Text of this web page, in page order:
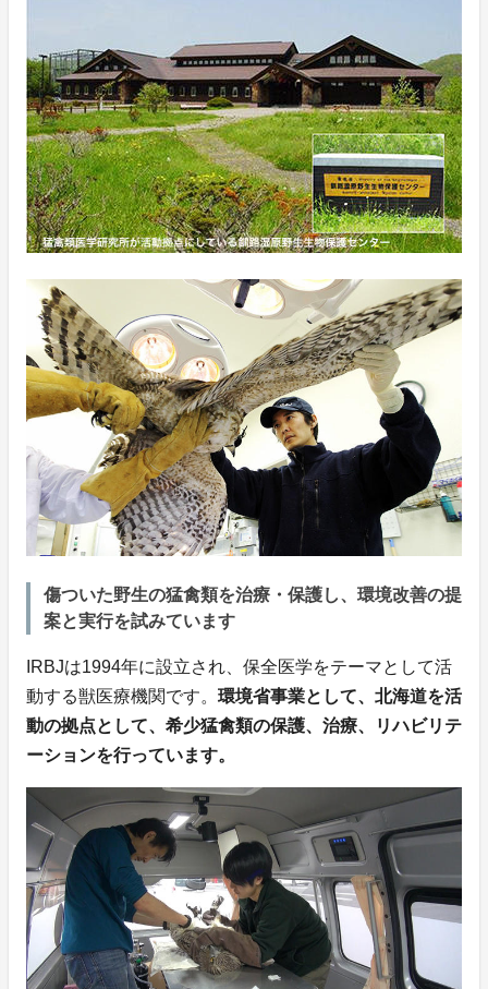
傷ついた野生の猛禽類を治療・保護し、環境改善の提
案と実行を試みています
IRBJは1994年に設立され、保全医学をテーマとして活
動する獣医療機関です。 環境省事業として、北海道を活
動の拠点として、希少猛禽類の保護、治療、リハビリテ
ーションを行っています。